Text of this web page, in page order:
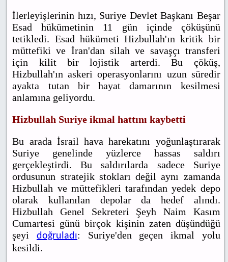
İlerleyişlerinin hızı, Suriye Devlet Başkanı Beşar
Esad hükümetinin 11 gün içinde çöküşünü
tetikledi. Esad hükümeti Hizbullah'ın kritik bir
müttefiki ve İran'dan silah ve savaşçı transferi
için kilit bir lojistik arterdi. Bu çöküş,
Hizbullah'ın askeri operasyonlarını uzun süredir
ayakta tutan bir hayat damarının kesilmesi
anlamına geliyordu.
Hizbullah Suriye ikmal hattını kaybetti
Bu arada İsrail hava harekatını yoğunlaştırarak
Suriye genelinde yüzlerce hassas saldırı
gerçekleştirdi. Bu saldırılarda sadece Suriye
ordusunun stratejik stokları değil aynı zamanda
Hizbullah ve müttefikleri tarafından yedek depo
olarak kullanılan depolar da hedef alındı.
Hizbullah Genel Sekreteri Şeyh Naim Kasım
Cumartesi günü birçok kişinin zaten düşündüğü
şeyi doğruladı: Suriye'den geçen ikmal yolu
kesildi.